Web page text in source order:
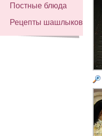
Постные блюда
Рецепты шашлыков